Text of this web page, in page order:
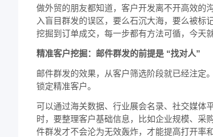
做外贸的朋友都知道，客户开发离不开高效的
入盲目群发的误区，要么石沉大海，要么被标
挖掘到订单成交，每一步都有方法可循，今天
精准客户挖掘：邮件群发的前提是 “找对人”
邮件群发的效果，从客户筛选阶段就已经注定
锁定精准客户。
可以通过海关数据、行业展会名录、社交媒体
时，要整理客户基础信息，比如企业规模、采
件群发才不会沦为无效轰炸，才能提高打开率和